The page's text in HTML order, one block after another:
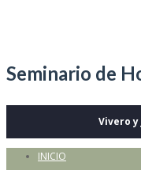
Seminario de
Vivero
INICIO